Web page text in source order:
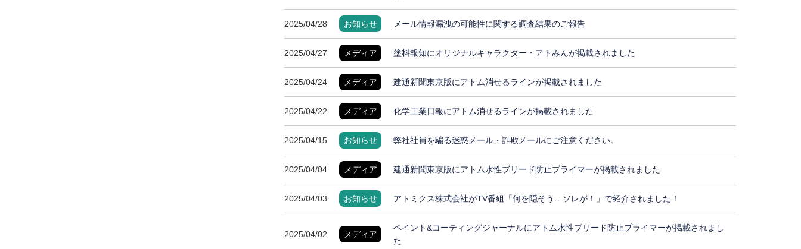
2025/04/28 お知らせ メール情報漏洩の可能性に関する調査結果のご報告
2025/04/27 メディア 塗料報知にオリジナルキャラクター・アトみんが掲載されました
2025/04/24 メディア 建通新聞東京版にアトム消せるラインが掲載されました
2025/04/22 メディア 化学工業日報にアトム消せるラインが掲載されました
2025/04/15 お知らせ 弊社社員を騙る迷惑メール・詐欺メールにご注意ください。
2025/04/04 メディア 建通新聞東京版にアトム水性ブリード防止プライマーが掲載されました
2025/04/03 お知らせ アトミクス株式会社がTV番組「何を隠そう…ソレが！」で紹介されました！
2025/04/02 メディア
ペイント&コーティングジャーナルにアトム水性ブリード防止プライマーが掲載されまし
た